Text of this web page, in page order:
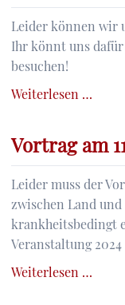
Leider können wir
Ihr könnt uns dafür
besuchen!
Weiterlesen …
nicht
Vortrag am
Leider muss der
zwischen Land und
krankheitsbedingt
Veranstaltung
Weiterlesen …